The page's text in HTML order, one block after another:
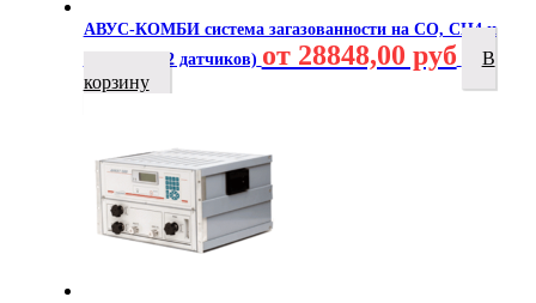
АВУС-КОМБИ система загазованности на CO, CH4 и
C3H8 (до 32 датчиков) от 28848,00 руб
В
корзину